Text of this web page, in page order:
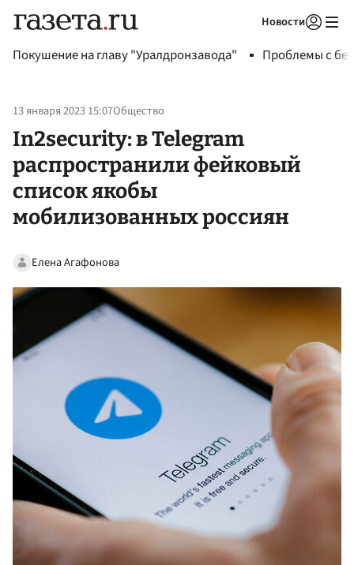
Новости
Покушение на главу "Уралдронзавода" Проблемы с
13 января 2023 15:07Общество
In2security: в Telegram
распространили фейковый
список якобы
мобилизованных россиян
Елена Агафонова